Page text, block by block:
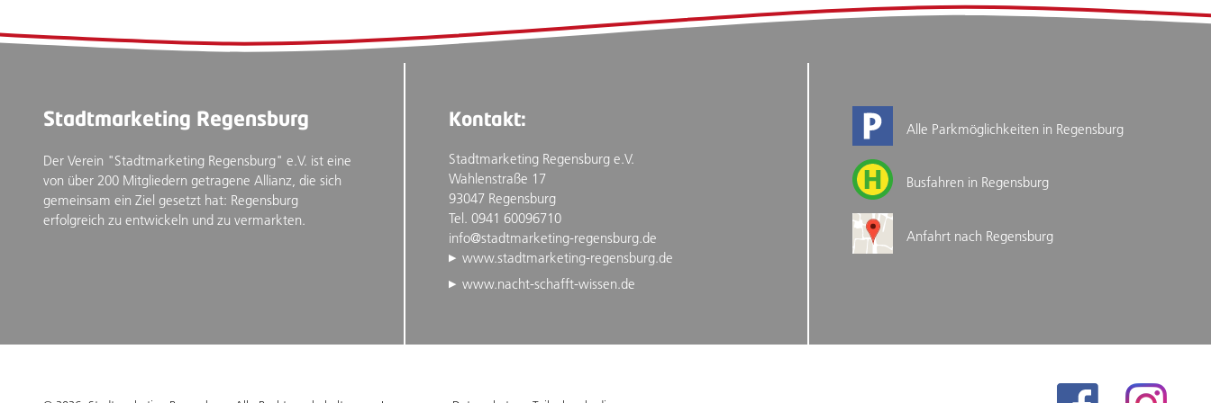
Stadtmarketing Regensburg
Der Verein "Stadtmarketing Regensburg" e.V. ist eine
von über 200 Mitgliedern getragene Allianz, die sich
gemeinsam ein Ziel gesetzt hat: Regensburg
erfolgreich zu entwickeln und zu vermarkten.
Kontakt:
Stadtmarketing Regensburg e.V.
Wahlenstraße 17
93047 Regensburg
Tel. 0941 60096710
info@stadtmarketing-regensburg.de
www.stadtmarketing-regensburg.de
www.nacht-schafft-wissen.de
Alle Parkmöglichkeiten in Regensburg
Busfahren in Regensburg
Anfahrt nach Regensburg